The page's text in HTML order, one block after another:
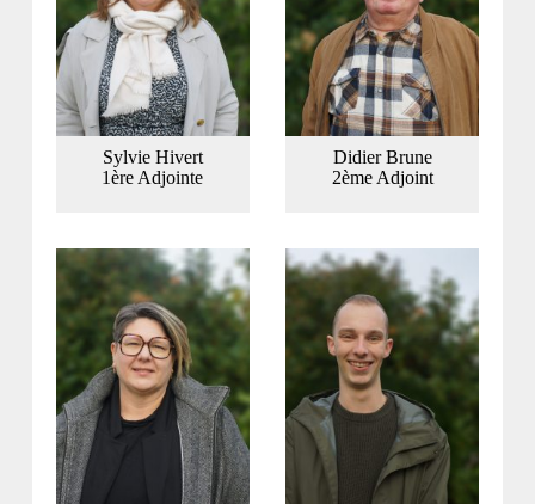
Sylvie Hivert
1ère Adjointe
Didier Brune
2ème Adjoint